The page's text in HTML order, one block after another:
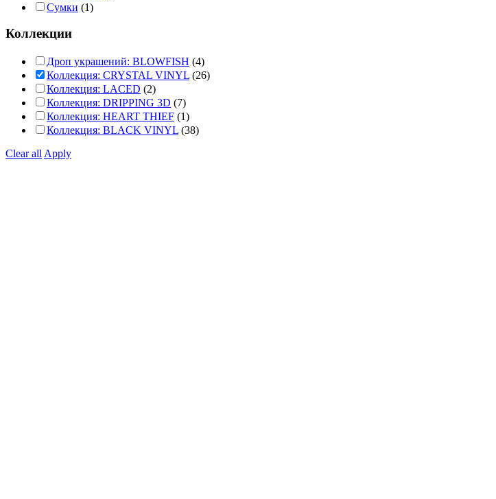
Сумки (1)
Коллекции
Дроп украшений: BLOWFISH (4)
Коллекция: CRYSTAL VINYL (26)
Коллекция: LACED (2)
Коллекция: DRIPPING 3D (7)
Коллекция: HEART THIEF (1)
Коллекция: BLACK VINYL (38)
Clear all Apply